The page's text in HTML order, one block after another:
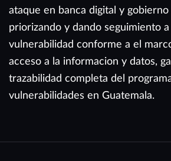
ataque en banca digital y
priorizando y dando seguimiento a
vulnerabilidad conforme a el
acceso a la informacion y datos,
trazabilidad completa del
vulnerabilidades en Guatemala.